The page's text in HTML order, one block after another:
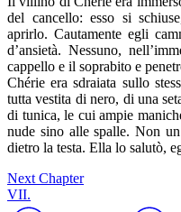
del cancello: esso si
aprirlo. Cautamente egli
d’ansietà. Nessuno,
cappello e il soprabito e
Chérie era sdraiata sullo
tutta vestita di nero, di una
di tunica, le cui ampie
nude sino alle spalle. Non
dietro la testa. Ella lo salutò,
Next Chapter
VII.